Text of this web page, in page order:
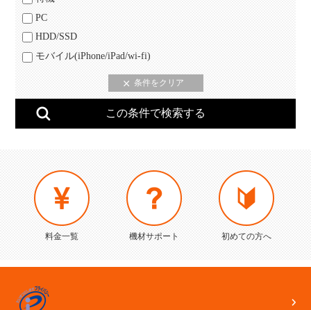
PC
HDD/SSD
モバイル(iPhone/iPad/wi-fi)
料金一覧 機材サポート 初めての方へ